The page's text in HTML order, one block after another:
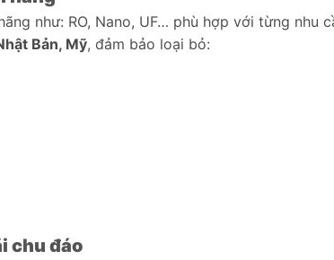
như: RO, Nano, UF… phù hợp với từng nhu
Bản, Mỹ, đảm bảo loại bỏ:
chu đáo